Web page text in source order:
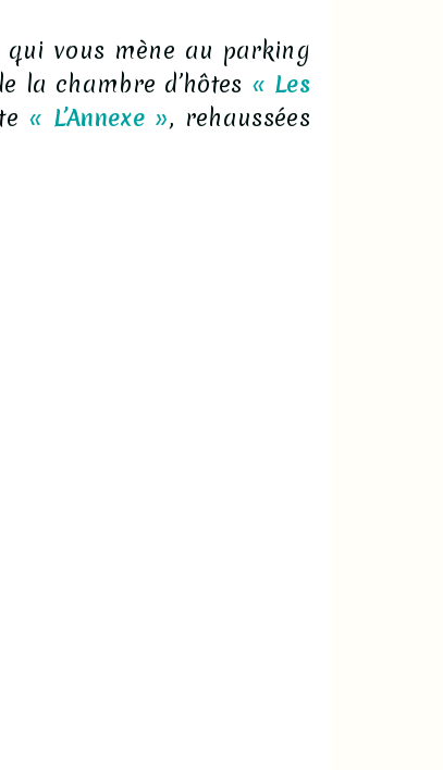
vous mène au parking
la chambre d’hôtes « Les
« L’Annexe », rehaussées